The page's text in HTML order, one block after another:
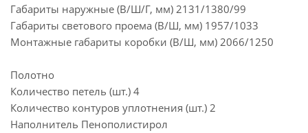
Габариты наружные (В/Ш/Г, мм) 2131/1380/99
Габариты светового проема (В/Ш, мм) 1957/1033
Монтажные габариты коробки (В/Ш, мм) 2066/1250
Полотно
Количество петель (шт.) 4
Количество контуров уплотнения (шт.) 2
Наполнитель Пенополистирол